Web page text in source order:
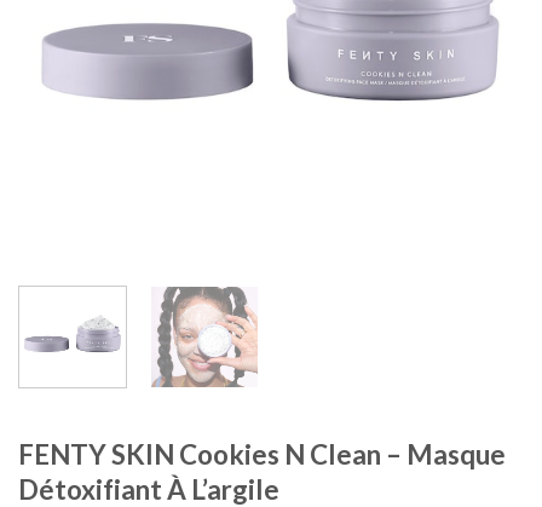
FENTY SKIN Cookies N Clean – Masque
Détoxifiant À L’argile